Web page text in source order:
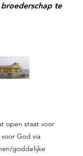
te
open staat voor
God via
goddelijke